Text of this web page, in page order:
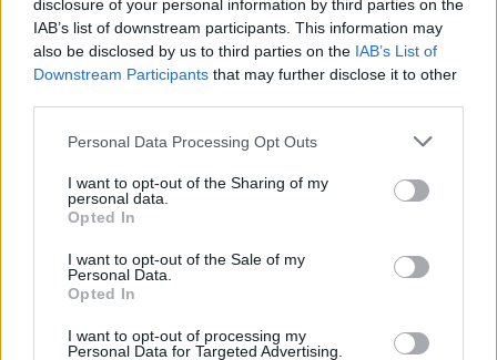
disclosure of your personal information by third parties on the
IAB’s list of downstream participants. This information may
also be disclosed by us to third parties on the IAB’s List of
Downstream Participants that may further disclose it to other
Please note that this website/app uses one or more Google
not limited to your visit or usage behaviour. You may click to
grant or deny consent to Google and its third-party tags to
use your data for below specified purposes in below Google
consent section.
Personal Data Processing Opt Outs
I want to opt-out of the Sharing of my
personal data.
Opted In
I want to opt-out of the Sale of my
Personal Data.
Opted In
I want to opt-out of processing my
Personal Data for Targeted Advertising.
hegesztőszerkezet eladását
Iránnak, ami rakétaindító gépek
gyártására is alkalmas lehet.
A jelentés szerint a meghiúsult ügyletben a
német székhelyű vállalat vevőjét próbálták
maláj személyként álcázni, de a lebukást
követően bűnügyi eljárást indítottak, és a
bajor hatóságok továbbra is monitorozzák
azokat a tevékenységeket, amikkel próbálják